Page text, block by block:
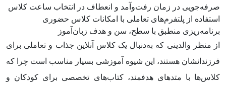
صرفه‌جویی در زمان رفت‌وآمد و انعطاف در انتخاب ساعت کلاس
استفاده از پلتفرم‌های تعاملی با امکانات کلاس حضوری
برنامه‌ریزی منطبق با سطح، سن و هدف زبان‌آموز
از منظر والدینی که به‌دنبال یک کلاس آنلاین جذاب و تعاملی برای
فرزندانشان هستند، این شیوه آموزشی بسیار مناسب است چرا که
کلاس‌ها با متدهای هدفمند، کتاب‌های تخصصی برای کودکان و